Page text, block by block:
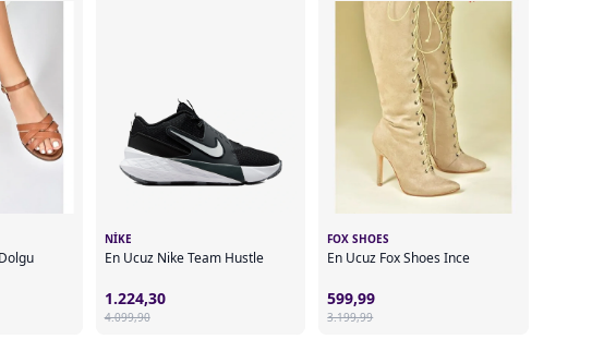
NIKE
En Ucuz Nike Team Hustle
1.224,30
4.099,90
FOX SHOES
En Ucuz Fox Shoes Ince
599,99
3.199,99